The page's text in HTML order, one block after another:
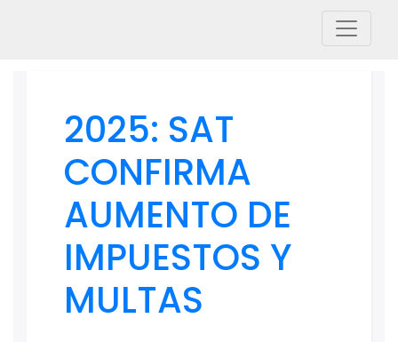
2025: SAT
CONFIRMA
AUMENTO DE
IMPUESTOS Y
MULTAS